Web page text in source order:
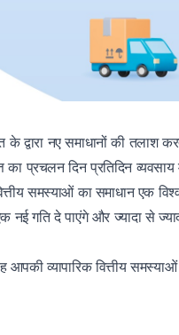
द्वारा न‌ए समाधानों की तलाश
का प्रचलन दिन प्रतिदिन
समस्याओं का समाधान एक
गति दे पाएंगे और ज्यादा से
आपकी व्यापारिक वित्तीय